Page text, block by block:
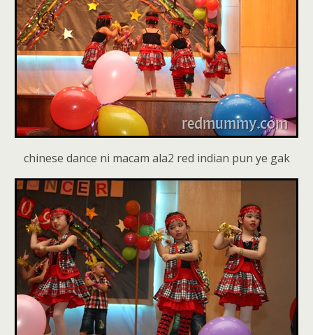
chinese dance ni macam ala2 red indian pun ye gak